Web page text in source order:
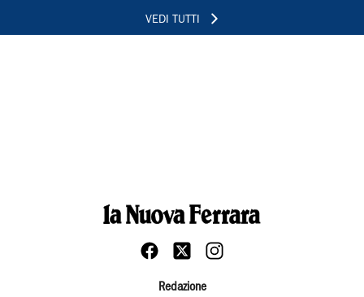
VEDI TUTTI
Redazione